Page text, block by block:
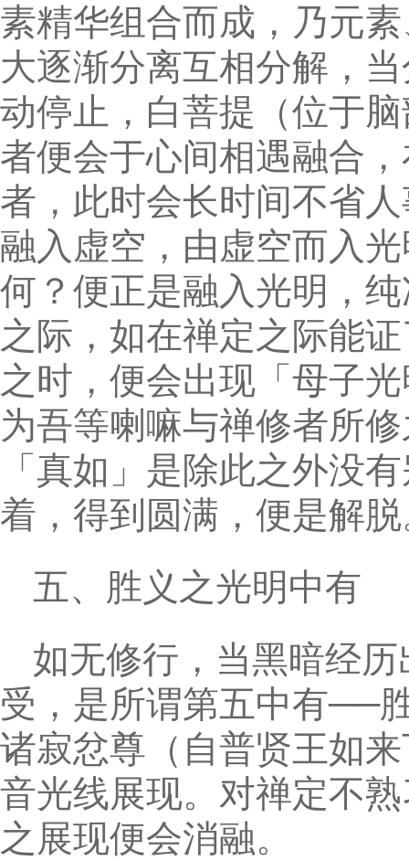
素精华组合而成，乃元
大逐渐分离互相分解，
动停止，白菩提（位于
者便会于心间相遇融合
者，此时会长时间不省
融入虚空，由虚空而入
何？便正是融入光明，
之际，如在禅定之际能
之时，便会出现「母子
为吾等喇嘛与禅修者所
「真如」是除此之外没
着，得到圆满，便是解
五、胜义之光明中有
如无修行，当黑暗经
受，是所谓第五中有──
诸寂忿尊（自普贤王如
音光线展现。对禅定不
之展现便会消融。